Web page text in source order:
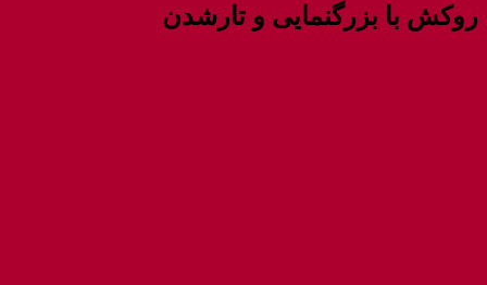
روکش با بزرگنمایی و تار‌شدن